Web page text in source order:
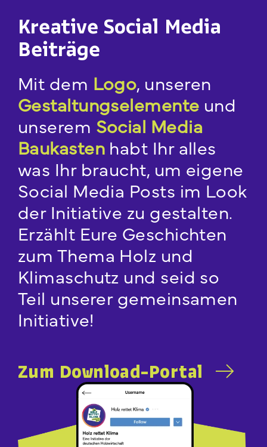
Kreative Social Media
Beiträge
Mit dem Logo, unseren
Gestaltungselemente und
unserem Social Media
Baukasten habt Ihr alles
was Ihr braucht, um eigene
Social Media Posts im Look
der Initiative zu gestalten.
Erzählt Eure Geschichten
zum Thema Holz und
Klimaschutz und seid so
Teil unserer gemeinsamen
Initiative!
Zum Download-Portal